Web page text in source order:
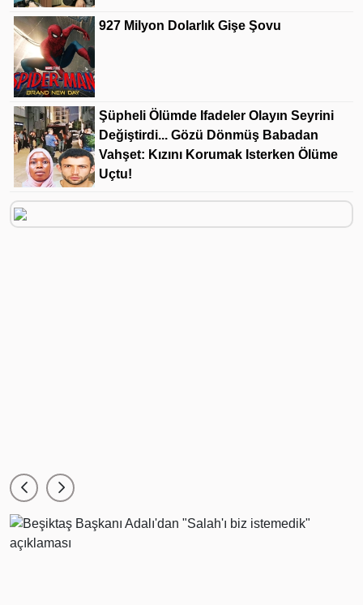
927 Milyon Dolarlık Gişe Şovu
Şüpheli Ölümde Ifadeler Olayın Seyrini
Değiştirdi... Gözü Dönmüş Babadan
Vahşet: Kızını Korumak Isterken Ölüme
Uçtu!